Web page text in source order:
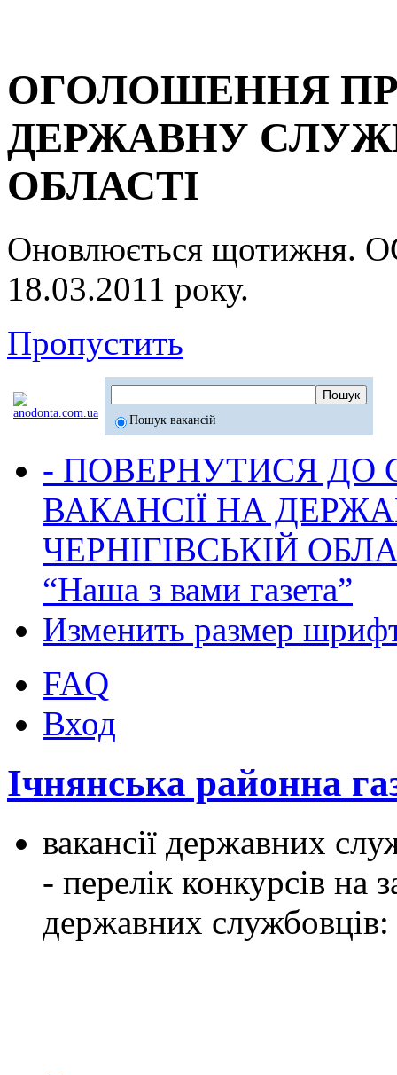
ОГОЛОШЕННЯ
ДЕРЖАВНУ
ОБЛАСТІ
Оновлюється
18.03.2011 року.
Пропустить
Пошук вакансій
- ПОВЕРНУТИСЯ ДО
ВАКАНСІЇ НА
ЧЕРНІГІВСЬКІЙ
“Наша з вами газета”
Изменить размер
FAQ
Вход
Ічнянська районна
вакансії державних
- перелік конкурсів на
державних службовців: